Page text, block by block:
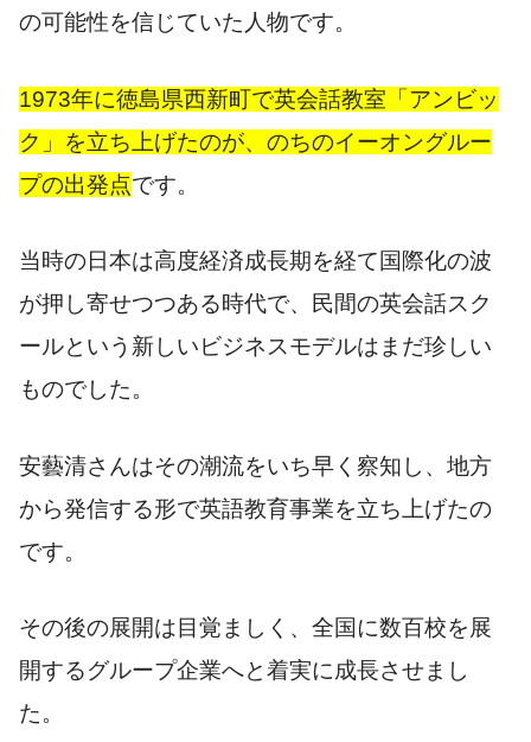
の可能性を信じていた人物です。
1973年に徳島県西新町で英会話教室「アンビッ
ク」を立ち上げたのが、のちのイーオングルー
プの出発点です。
当時の日本は高度経済成長期を経て国際化の波
が押し寄せつつある時代で、民間の英会話スク
ールという新しいビジネスモデルはまだ珍しい
ものでした。
安藝清さんはその潮流をいち早く察知し、地方
から発信する形で英語教育事業を立ち上げたの
です。
その後の展開は目覚ましく、全国に数百校を展
開するグループ企業へと着実に成長させまし
た。